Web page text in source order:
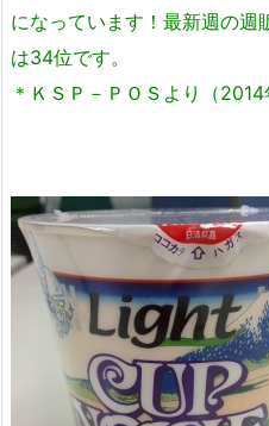
になっています！最新週の週
は34位です。
＊ＫＳＰ－ＰＯＳより（2014